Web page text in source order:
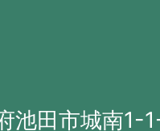
阪
池田市城南1-